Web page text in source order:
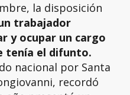
la disposición
trabajador
y ocupar un cargo
tenía el difunto.
nacional por Santa
recordó